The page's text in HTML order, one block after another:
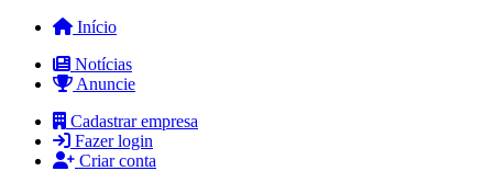
Início
Notícias
Anuncie
Cadastrar empresa
Fazer login
Criar conta